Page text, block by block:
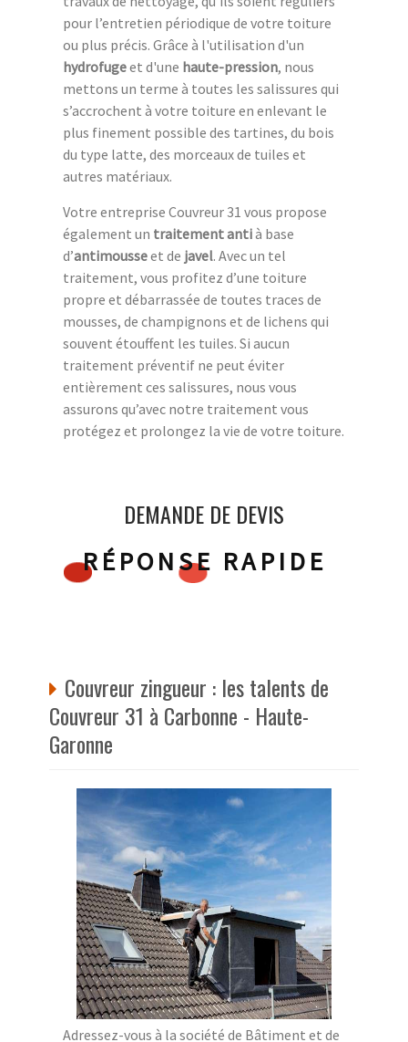
pour l’entretien périodique de votre toiture
ou plus précis. Grâce à l'utilisation d'un
hydrofugeet d'une haute-pression, nous
mettons un terme à toutes les salissures qui
s’accrochent à votre toiture en enlevant le
plus finement possible des tartines, du bois
du type latte, des morceaux de tuiles et
autres matériaux.
Votre entreprise Couvreur 31 vous propose
également un traitement antià base
d’antimousseet de javel. Avec un tel
traitement, vous profitez d’une toiture
propre et débarrassée de toutes traces de
mousses, de champignons et de lichens qui
souvent étouffent les tuiles. Si aucun
traitement préventif ne peut éviter
entièrement ces salissures, nous vous
assurons qu’avec notre traitement vous
protégez et prolongez la vie de votre toiture.
DEMANDE DE DEVIS
RÉPONSE RAPIDE
Couvreur zingueur : les talents de
Couvreur 31 à Carbonne - Haute-
Garonne
Adressez-vous à la société de Bâtiment et de